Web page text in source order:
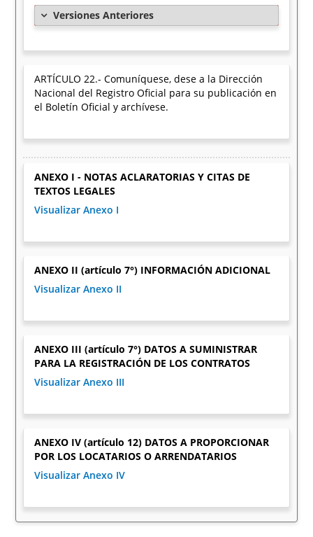
Versiones Anteriores
ARTÍCULO 22.- Comuníquese, dese a la Dirección
Nacional del Registro Oficial para su publicación en
el Boletín Oficial y archívese.
ANEXO I - NOTAS ACLARATORIAS Y CITAS DE
TEXTOS LEGALES
Visualizar Anexo I
ANEXO II (artículo 7°) INFORMACIÓN ADICIONAL
Visualizar Anexo II
ANEXO III (artículo 7°) DATOS A SUMINISTRAR
PARA LA REGISTRACIÓN DE LOS CONTRATOS
Visualizar Anexo III
ANEXO IV (artículo 12) DATOS A PROPORCIONAR
POR LOS LOCATARIOS O ARRENDATARIOS
Visualizar Anexo IV